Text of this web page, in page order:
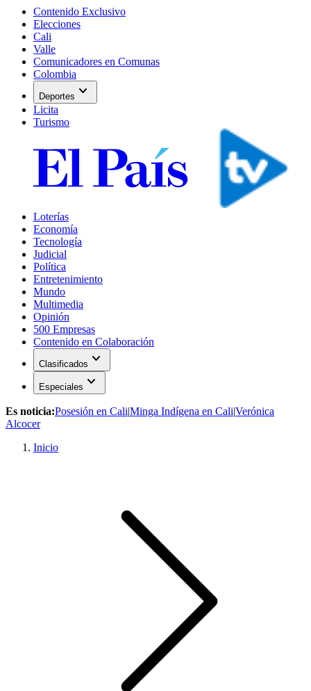
Contenido Exclusivo
Elecciones
Cali
Valle
Comunicadores en Comunas
Colombia
Deportes expand_more
Licita
Turismo
Loterías
Economía
Tecnología
Judicial
Política
Entretenimiento
Mundo
Multimedia
Opinión
500 Empresas
Contenido en Colaboración
Clasificados expand_more
Especiales expand_more
Es noticia:Posesión en Cali|Minga Indígena en Cali|Verónica
Alcocer
Inicio